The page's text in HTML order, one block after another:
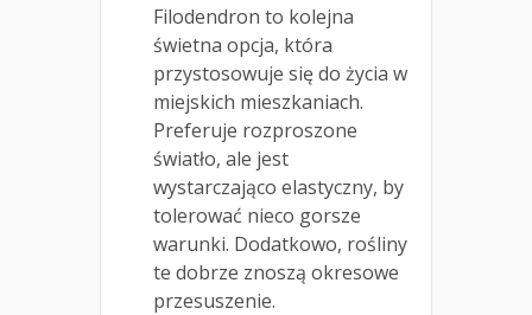
Filodendron to kolejna
świetna opcja, która
przystosowuje się do życia w
miejskich mieszkaniach.
Preferuje rozproszone
światło, ale jest
wystarczająco elastyczny, by
tolerować nieco gorsze
warunki. Dodatkowo, rośliny
te dobrze znoszą okresowe
przesuszenie.